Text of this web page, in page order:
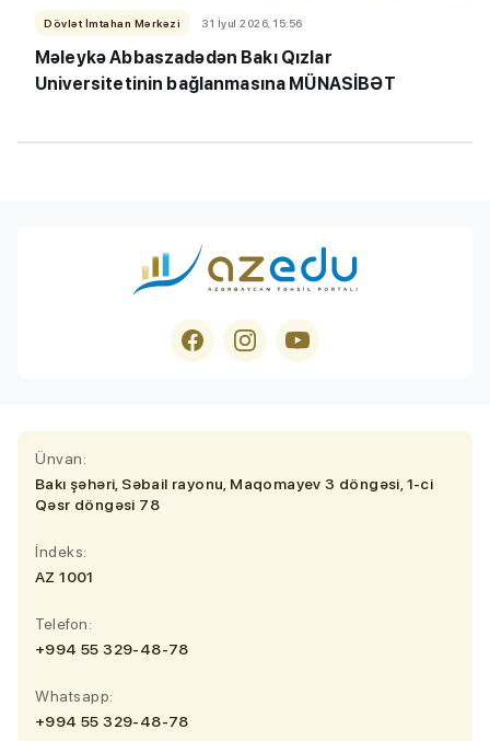
Dövlət İmtahan Mərkəzi 31 İyul 2026, 15:56
Məleykə Abbaszadədən Bakı Qızlar
Universitetinin bağlanmasına MÜNASİBƏT
Ünvan:
Bakı şəhəri, Səbail rayonu, Maqomayev 3 döngəsi, 1-ci
Qəsr döngəsi 78
İndeks:
AZ 1001
Telefon:
+994 55 329-48-78
Whatsapp:
+994 55 329-48-78